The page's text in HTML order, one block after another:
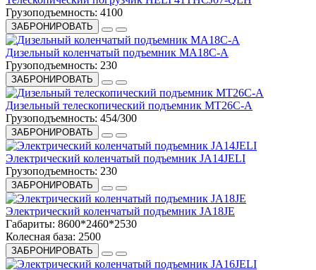
Грузоподъемность: 4100
ЗАБРОНИРОВАТЬ
Дизельный коленчатый подъемник MA18C-A
Грузоподъемность: 230
ЗАБРОНИРОВАТЬ
Дизельный телескопический подъемник МТ26С-А
Грузоподъемность: 454/300
ЗАБРОНИРОВАТЬ
Электрический коленчатый подъемник JA14JELI
Грузоподъемность: 230
ЗАБРОНИРОВАТЬ
Электрический коленчатый подъемник JA18JE
Габариты: 8600*2460*2530
Колесная база: 2500
ЗАБРОНИРОВАТЬ